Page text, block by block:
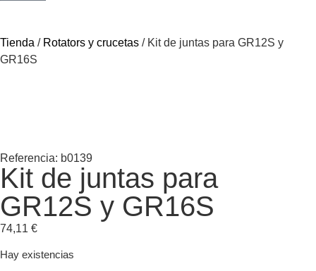
Tienda / Rotators y crucetas / Kit de juntas para GR12S y
GR16S
Referencia: b0139
Kit de juntas para
GR12S y GR16S
74,11 €
Hay existencias